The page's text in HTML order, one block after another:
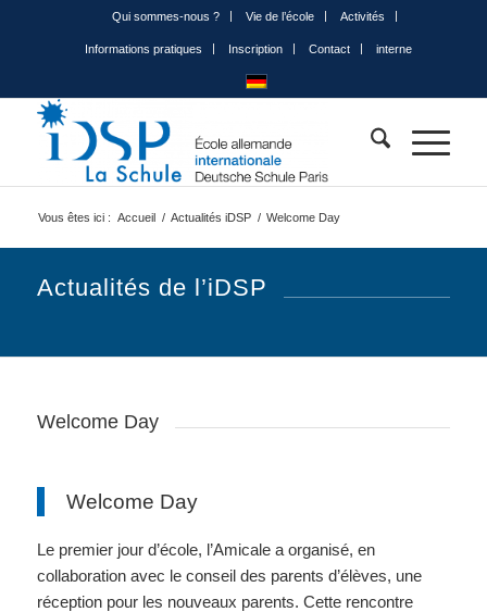
Qui sommes-nous ? Vie de l’école Activités
Informations pratiques Inscription Contact interne
Vous êtes ici : Accueil / Actualités iDSP / Welcome Day
Actualités de l’iDSP
Welcome Day
Welcome Day
Le premier jour d’école, l’Amicale a organisé, en
collaboration avec le conseil des parents d’élèves, une
réception pour les nouveaux parents. Cette rencontre